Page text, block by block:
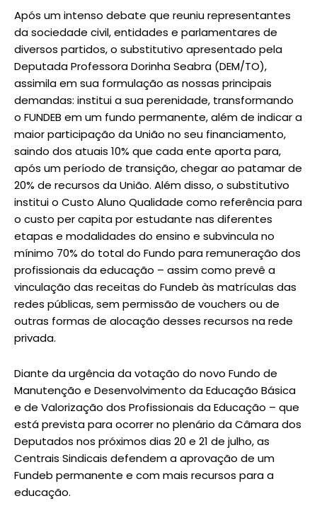
Após um intenso debate que reuniu representantes
da sociedade civil, entidades e parlamentares de
diversos partidos, o substitutivo apresentado pela
Deputada Professora Dorinha Seabra (DEM/TO),
assimila em sua formulação as nossas principais
demandas: institui a sua perenidade, transformando
o FUNDEB em um fundo permanente, além de indicar a
maior participação da União no seu financiamento,
saindo dos atuais 10% que cada ente aporta para,
após um período de transição, chegar ao patamar de
20% de recursos da União. Além disso, o substitutivo
institui o Custo Aluno Qualidade como referência para
o custo per capita por estudante nas diferentes
etapas e modalidades do ensino e subvincula no
mínimo 70% do total do Fundo para remuneração dos
profissionais da educação – assim como prevê a
vinculação das receitas do Fundeb às matrículas das
redes públicas, sem permissão de vouchers ou de
outras formas de alocação desses recursos na rede
privada.
Diante da urgência da votação do novo Fundo de
Manutenção e Desenvolvimento da Educação Básica
e de Valorização dos Profissionais da Educação – que
está prevista para ocorrer no plenário da Câmara dos
Deputados nos próximos dias 20 e 21 de julho, as
Centrais Sindicais defendem a aprovação de um
Fundeb permanente e com mais recursos para a
educação.